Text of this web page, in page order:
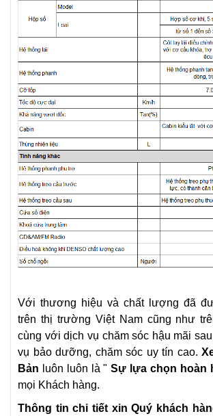
Với thương hiệu và chất lượng đã
trên thị trường Việt Nam cũng như
cùng với dịch vụ chăm sóc hậu mãi
vụ bảo dưỡng, chăm sóc uy tín cao.
Bản
luôn luôn là "Sự lựa chọn hoàn
mọi Khách hàng.
Thông tin chi tiết xin Quý khách